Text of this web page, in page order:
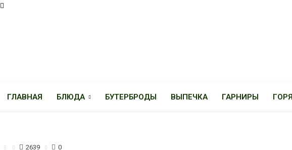
ГЛАВНАЯ БЛЮДА БУТЕРБРОДЫ ВЫПЕЧКА ГАРНИРЫ
2639 0